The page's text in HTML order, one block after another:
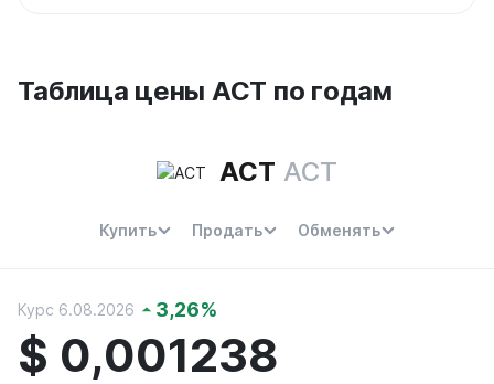
Таблица цены ACT по годам
ACT ACT
Купить Продать Обменять
Курс 6.08.2026 3,26%
$ 0,001238